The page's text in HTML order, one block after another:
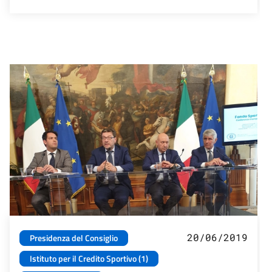
Presidenza del Consiglio
Istituto per il Credito Sportivo (1)
20/06/2019